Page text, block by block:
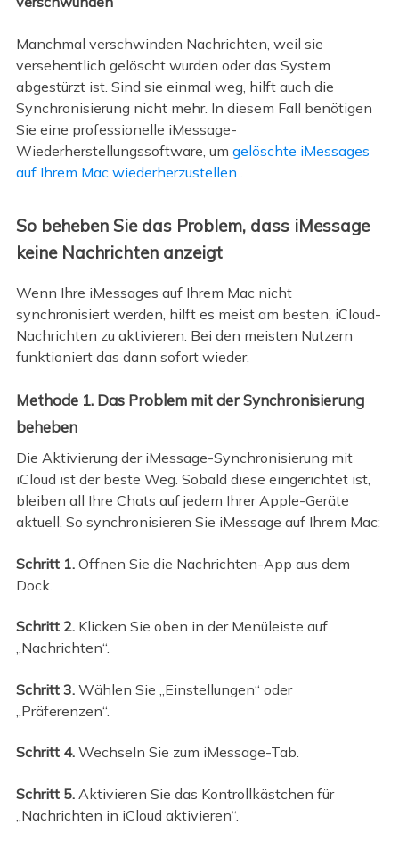
Manchmal verschwinden Nachrichten, weil sie
versehentlich gelöscht wurden oder das System
abgestürzt ist. Sind sie einmal weg, hilft auch die
Synchronisierung nicht mehr. In diesem Fall benötigen
Sie eine professionelle iMessage-
Wiederherstellungssoftware, um gelöschte iMessages
auf Ihrem Mac wiederherzustellen
So beheben Sie das Problem, dass iMessage
keine Nachrichten anzeigt
Wenn Ihre iMessages auf Ihrem Mac nicht
synchronisiert werden, hilft es meist am besten, iCloud-
Nachrichten zu aktivieren. Bei den meisten Nutzern
funktioniert das dann sofort wieder.
Methode 1. Das Problem mit der Synchronisierung
beheben
Die Aktivierung der iMessage-Synchronisierung mit
iCloud ist der beste Weg. Sobald diese eingerichtet ist,
bleiben all Ihre Chats auf jedem Ihrer Apple-Geräte
aktuell. So synchronisieren Sie iMessage auf Ihrem Mac:
Schritt 1.Öffnen Sie die Nachrichten-App aus dem
Dock.
Schritt 2.Klicken Sie oben in der Menüleiste auf
„Nachrichten“.
Schritt 3.Wählen Sie „Einstellungen“ oder
„Präferenzen“.
Schritt 4.Wechseln Sie zum iMessage-Tab.
Schritt 5.Aktivieren Sie das Kontrollkästchen für
„Nachrichten in iCloud aktivieren“.